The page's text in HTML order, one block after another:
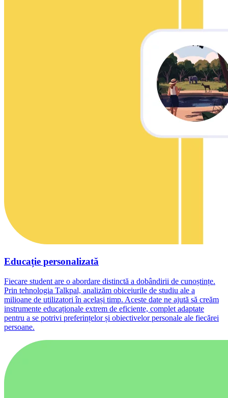
Educație personalizată
Fiecare student are o abordare distinctă a dobândirii de cunoștințe.
Prin tehnologia Talkpal, analizăm obiceiurile de studiu ale a
milioane de utilizatori în același timp. Aceste date ne ajută să creăm
instrumente educaționale extrem de eficiente, complet adaptate
pentru a se potrivi preferințelor și obiectivelor personale ale fiecărei
persoane.